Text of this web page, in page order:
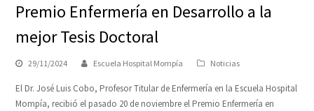
Premio Enfermería en Desarrollo a la
mejor Tesis Doctoral
29/11/2024 Escuela Hospital Mompía Noticias
El Dr. José Luis Cobo, Profesor Titular de Enfermería en la Escuela Hospital
Mompía, recibió el pasado 20 de noviembre el Premio Enfermería en